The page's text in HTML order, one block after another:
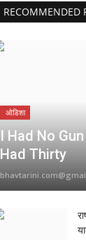
RECOMMENDED
ओडिशा
I Had No
Had Thirty